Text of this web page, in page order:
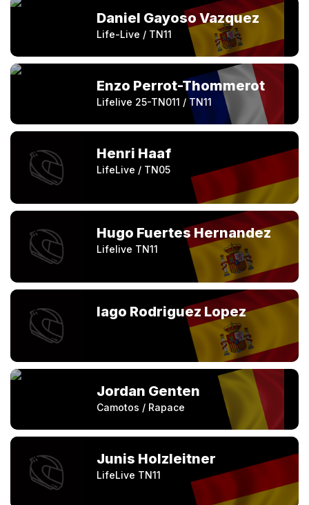
Daniel Gayoso Vazquez
Life-Live / TN11
Enzo Perrot-Thommerot
Lifelive 25-TN011 / TN11
Henri Haaf
LifeLive / TN05
Hugo Fuertes Hernandez
Lifelive TN11
Iago Rodriguez Lopez
Jordan Genten
Camotos / Rapace
Junis Holzleitner
LifeLive TN11